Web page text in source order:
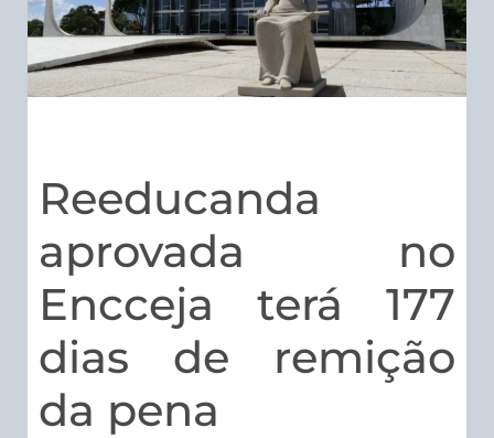
Reeducanda
aprovada no
Encceja terá 177
dias de remição
da pena